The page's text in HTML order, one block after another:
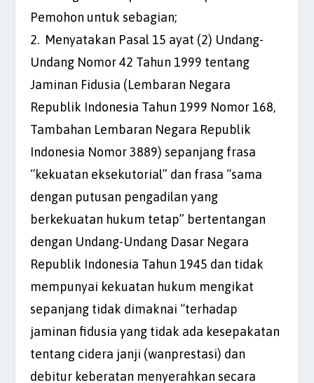
Pemohon untuk sebagian;
2. Menyatakan Pasal 15 ayat (2) Undang-
Undang Nomor 42 Tahun 1999 tentang
Jaminan Fidusia (Lembaran Negara
Republik Indonesia Tahun 1999 Nomor 168,
Tambahan Lembaran Negara Republik
Indonesia Nomor 3889) sepanjang frasa
“kekuatan eksekutorial” dan frasa “sama
dengan putusan pengadilan yang
berkekuatan hukum tetap” bertentangan
dengan Undang-Undang Dasar Negara
Republik Indonesia Tahun 1945 dan tidak
mempunyai kekuatan hukum mengikat
sepanjang tidak dimaknai “terhadap
jaminan fidusia yang tidak ada kesepakatan
tentang cidera janji (wanprestasi) dan
debitur keberatan menyerahkan secara